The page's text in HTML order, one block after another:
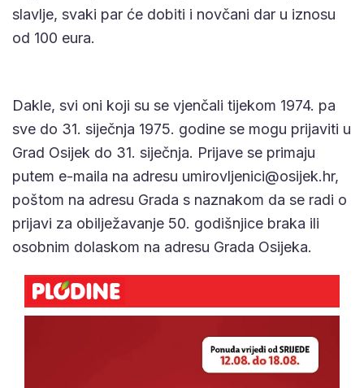
slavlje, svaki par će dobiti i novčani dar u iznosu
od 100 eura.
Dakle, svi oni koji su se vjenčali tijekom 1974. pa
sve do 31. siječnja 1975. godine se mogu prijaviti u
Grad Osijek do 31. siječnja. Prijave se primaju
putem e-maila na adresu umirovljenici@osijek.hr,
poštom na adresu Grada s naznakom da se radi o
prijavi za obilježavanje 50. godišnjice braka ili
osobnim dolaskom na adresu Grada Osijeka.